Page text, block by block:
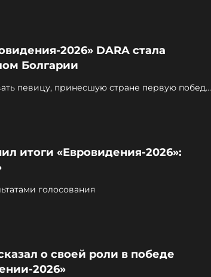
2026» DARA стала
Болгарии
певицу, принесшую стране первую победу
итоги «Евровидения-2026»:
голосования
о своей роли в победе
2026»